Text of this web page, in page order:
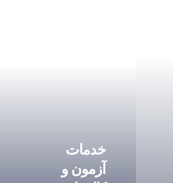
خدمات
آزمون و